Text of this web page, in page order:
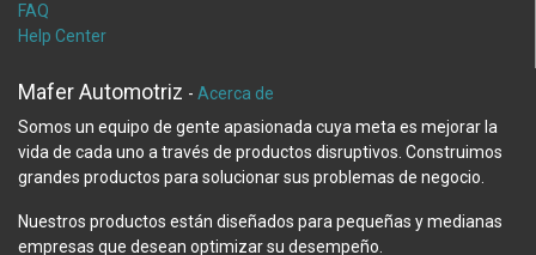
FAQ
Help Center
Mafer Automotriz - Acerca de
Somos un equipo de gente apasionada cuya meta es mejorar la
vida de cada uno a través de productos disruptivos. Construimos
grandes productos para solucionar sus problemas de negocio.
Nuestros productos están diseñados para pequeñas y medianas
empresas que desean optimizar su desempeño.